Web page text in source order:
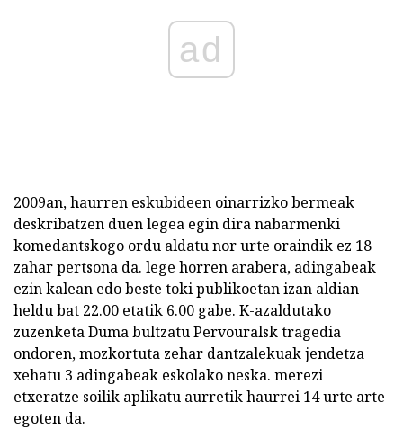
ad
2009an, haurren eskubideen oinarrizko bermeak
deskribatzen duen legea egin dira nabarmenki
komedantskogo ordu aldatu nor urte oraindik ez 18
zahar pertsona da. lege horren arabera, adingabeak
ezin kalean edo beste toki publikoetan izan aldian
heldu bat 22.00 etatik 6.00 gabe. K-azaldutako
zuzenketa Duma bultzatu Pervouralsk tragedia
ondoren, mozkortuta zehar dantzalekuak jendetza
xehatu 3 adingabeak eskolako neska. merezi
etxeratze soilik aplikatu aurretik haurrei 14 urte arte
egoten da.